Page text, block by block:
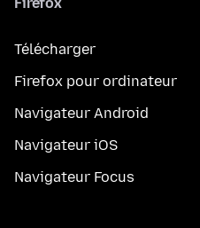
Télécharger
Firefox pour ordinateur
Navigateur Android
Navigateur iOS
Navigateur Focus